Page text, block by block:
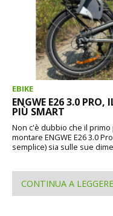
EBIKE
ENGWE E26 3.0 PRO,
PIÙ SMART
Non c'è dubbio che il
montare ENGWE E26 3.0
semplice) sia sulle sue
CONTINUA A LEGGERE